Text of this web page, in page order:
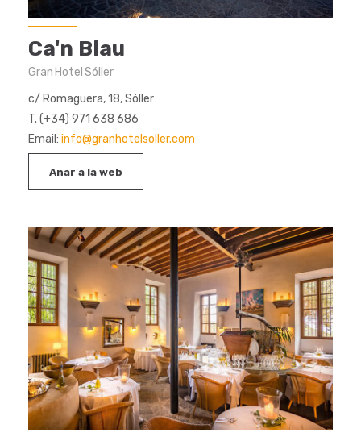
Ca'n Blau
Gran Hotel Sóller
c/ Romaguera, 18, Sóller
T. (+34) 971 638 686
Email: info@granhotelsoller.com
Anar a la web